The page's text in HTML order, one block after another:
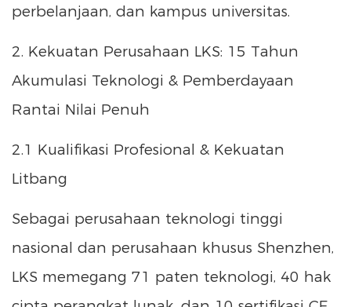
perbelanjaan, dan kampus universitas.
2. Kekuatan Perusahaan LKS: 15 Tahun
Akumulasi Teknologi & Pemberdayaan
Rantai Nilai Penuh
2.1 Kualifikasi Profesional & Kekuatan
Litbang
Sebagai perusahaan teknologi tinggi
nasional dan perusahaan khusus Shenzhen,
LKS memegang 71 paten teknologi, 40 hak